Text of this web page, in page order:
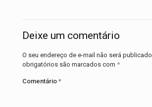
Deixe um comentário
O seu endereço de e-mail não será publicado.
obrigatórios são marcados com *
Comentário *